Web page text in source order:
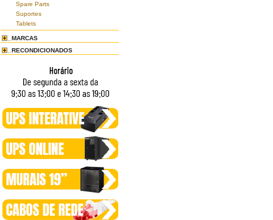
Spare Parts
Suportes
Tablets
MARCAS
RECONDICIONADOS